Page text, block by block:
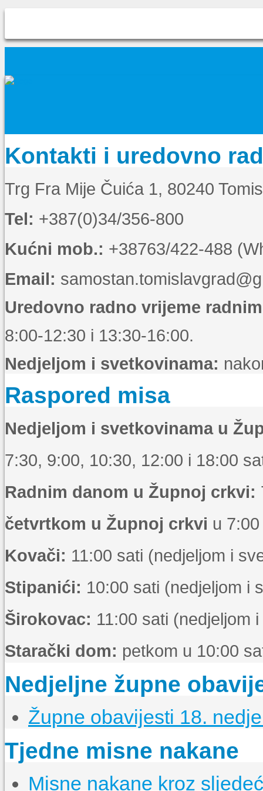
Kontakti i uredovno
Trg Fra Mije Čuića 1, 80240
Tel: +387(0)34/356-800
Kućni mob.: +38763/422-488
Email:
Uredovno radno vrijeme
8:00-12:30 i 13:30-16:00.
Nedjeljom i svetkovinama:
Raspored misa
Nedjeljom i svetkovinama u
7:30, 9:00, 10:30, 12:00 i 18:00
Radnim danom u Župnoj crkvi:
četvrtkom u Župnoj crkvi u
Kovači: 11:00 sati (nedjeljom i
Stipanići: 10:00 sati (nedjeljom i
Širokovac: 11:00 sati (nedjeljom
Starački dom: petkom u 10:00
Nedjeljne župne
Župne obavijesti 18.
Tjedne misne nakane
Misne nakane kroz